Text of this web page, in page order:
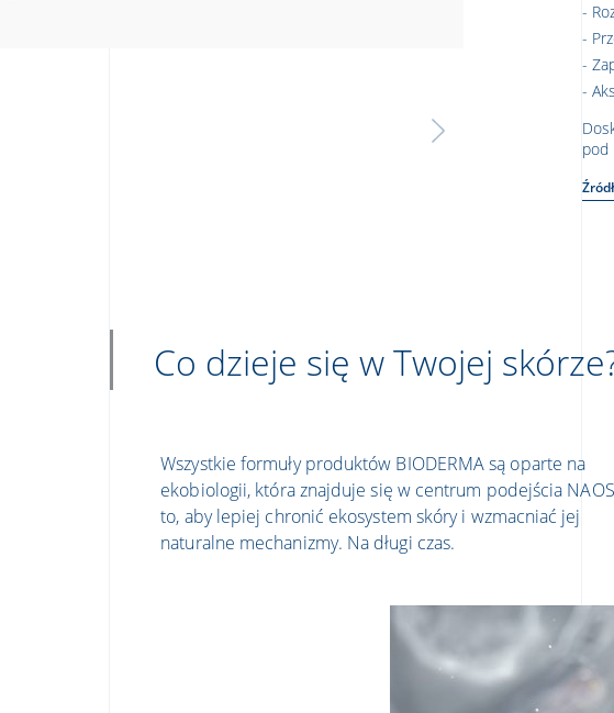
pod
Co dzieje się w Twojej
Wszystkie formuły produktów BIODERMA są oparte na
ekobiologii, która znajduje się w centrum podejścia
to, aby lepiej chronić ekosystem skóry i wzmacniać jej
naturalne mechanizmy. Na długi czas.